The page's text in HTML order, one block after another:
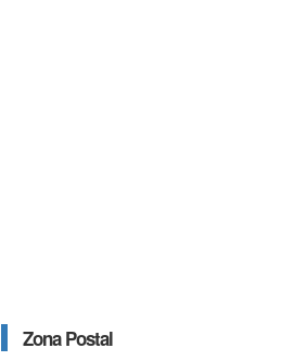
Zona Postal